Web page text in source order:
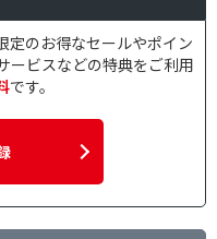
定のお得なセールやポイン
ービスなどの特典をご利用
です。